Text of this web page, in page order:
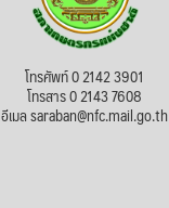
โทรศัพท์ 0 2142 3901
โทรสาร 0 2143 7608
อีเมล saraban@nfc.mail.go.th